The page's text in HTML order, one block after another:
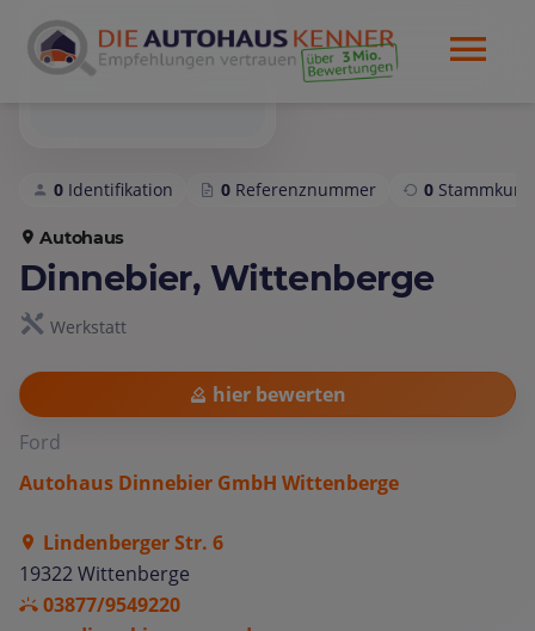
0 Identifikation 0 Referenznummer 0
Autohaus
Dinnebier, Wittenberge
Werkstatt
hier bewerten
Ford
Autohaus Dinnebier GmbH Wittenberge
Lindenberger Str. 6
19322 Wittenberge
03877/9549220